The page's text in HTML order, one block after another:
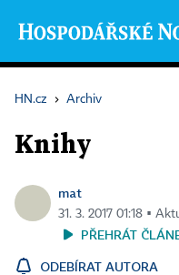
HN.cz › Archiv
Knihy
mat
31. 3. 2017 01:18 ▪
PŘEHRÁT
ODEBÍRAT AUTORA